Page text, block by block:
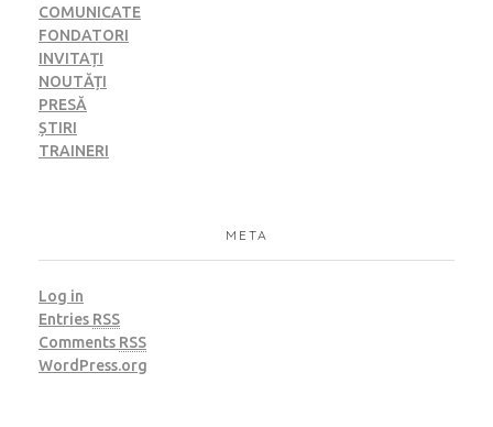
COMUNICATE
FONDATORI
INVITAȚI
NOUTĂȚI
PRESĂ
ȘTIRI
TRAINERI
META
Log in
Entries RSS
Comments RSS
WordPress.org